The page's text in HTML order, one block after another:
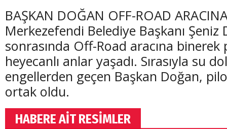
BAŞKAN DOĞAN OFF-ROAD
Merkezefendi Belediye Başkanı Şeniz
sonrasında Off-Road aracına
heyecanlı anlar yaşadı. Sırasıyla su
engellerden geçen Başkan Doğan,
ortak oldu.
HABERE AİT RESİMLER